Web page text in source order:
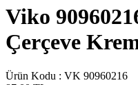
Viko
Çerçeve
Ürün Kodu : VK 90960216